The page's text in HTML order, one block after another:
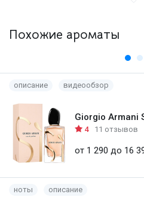
Похожие ароматы
описание видеообзор
Giorgio Armani
4 11 отзывов
от 1 290 до 16
ноты описание